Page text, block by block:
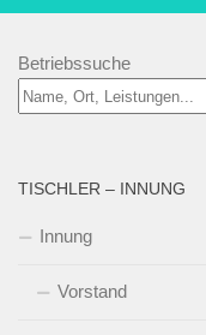
Betriebssuche
TISCHLER – INNUNG
Innung
Vorstand